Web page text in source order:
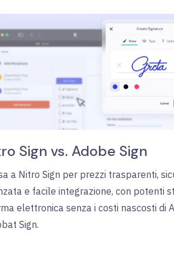
Sign vs. Adobe Sign
a Nitro Sign per prezzi trasparenti,
e facile integrazione, con potenti
elettronica senza i costi nascosti di
Sign.